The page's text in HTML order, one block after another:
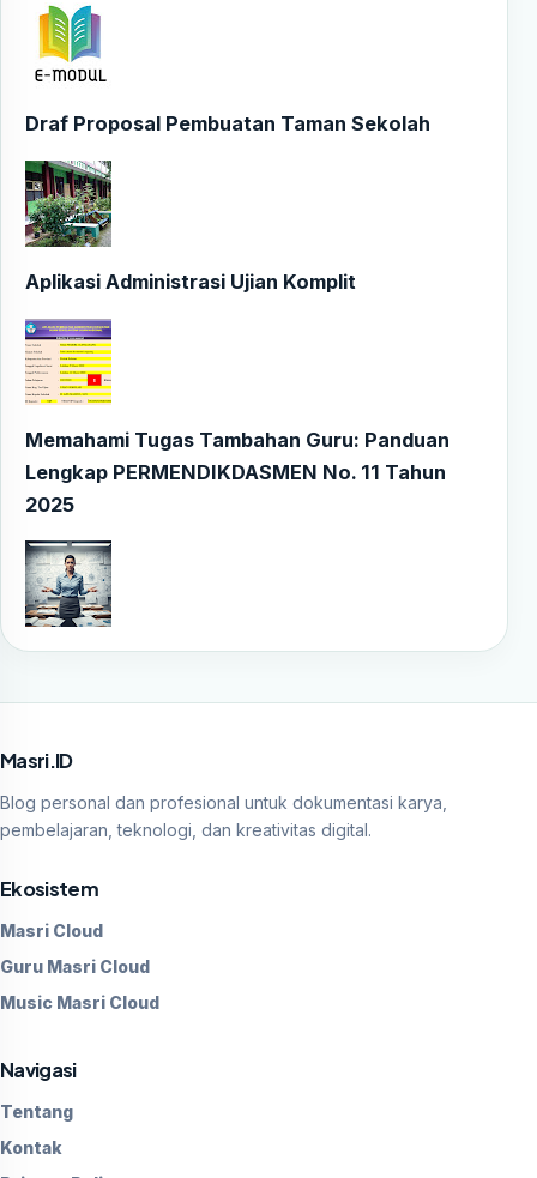
Draf Proposal Pembuatan Taman Sekolah
Aplikasi Administrasi Ujian Komplit
Memahami Tugas Tambahan Guru: Panduan
Lengkap PERMENDIKDASMEN No. 11 Tahun
2025
Masri.ID
Blog personal dan profesional untuk dokumentasi karya,
pembelajaran, teknologi, dan kreativitas digital.
Ekosistem
Masri Cloud
Guru Masri Cloud
Music Masri Cloud
Navigasi
Tentang
Kontak